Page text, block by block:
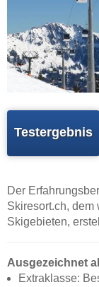
Testergebnis
Der
Skiresort.ch, dem
Skigebieten,
Ausgezeichnet
Extraklasse: